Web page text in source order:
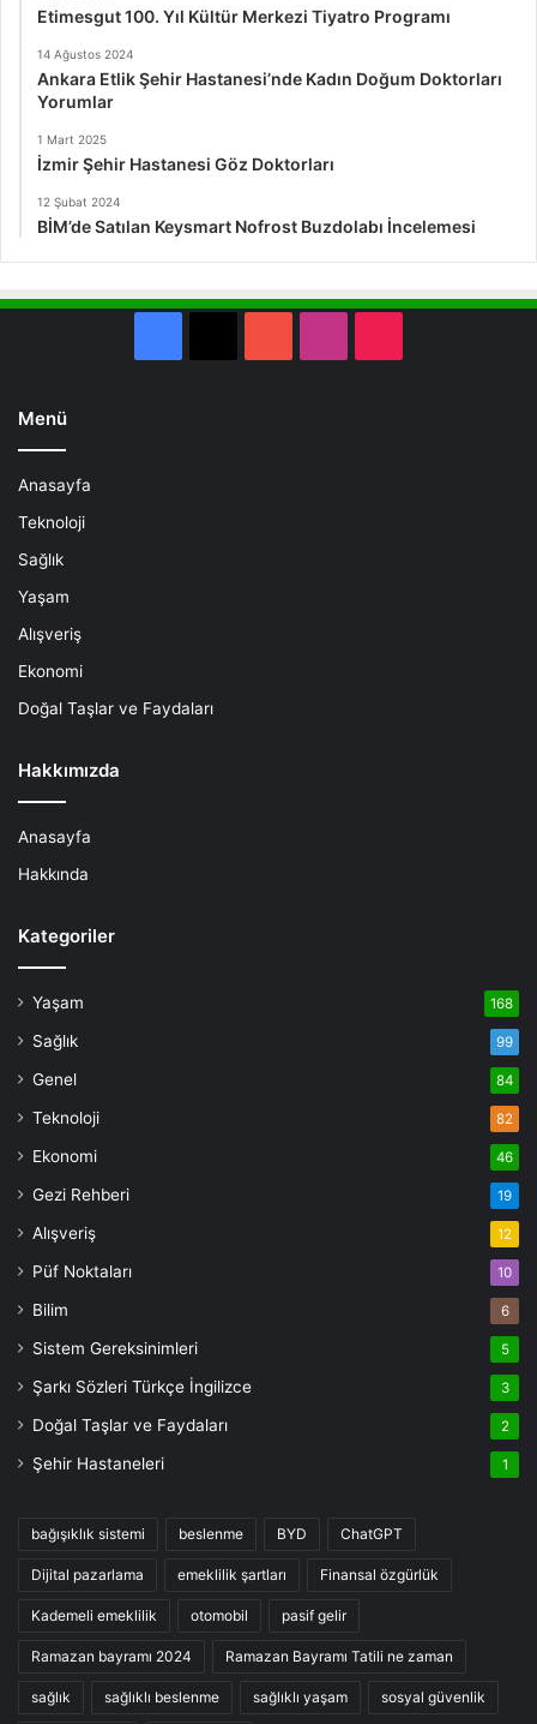
Etimesgut 100. Yıl Kültür Merkezi Tiyatro Programı
14 Ağustos 2024
Ankara Etlik Şehir Hastanesi’nde Kadın Doğum Doktorları
Yorumlar
1 Mart 2025
İzmir Şehir Hastanesi Göz Doktorları
12 Şubat 2024
BİM’de Satılan Keysmart Nofrost Buzdolabı İncelemesi
Menü
Anasayfa
Teknoloji
Sağlık
Yaşam
Alışveriş
Ekonomi
Doğal Taşlar ve Faydaları
Hakkımızda
Anasayfa
Hakkında
Kategoriler
Yaşam 168
Sağlık 99
Genel 84
Teknoloji 82
Ekonomi 46
Gezi Rehberi 19
Alışveriş 12
Püf Noktaları 10
Bilim 6
Sistem Gereksinimleri 5
Şarkı Sözleri Türkçe İngilizce 3
Doğal Taşlar ve Faydaları 2
Şehir Hastaneleri 1
bağışıklık sistemi beslenme BYD ChatGPT
Dijital pazarlama emeklilik şartları Finansal özgürlük
Kademeli emeklilik otomobil pasif gelir
Ramazan bayramı 2024 Ramazan Bayramı Tatili ne zaman
sağlık sağlıklı beslenme sağlıklı yaşam sosyal güvenlik